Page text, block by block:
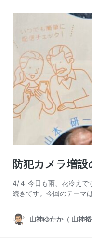
防犯カメラ増
4/４ 今日も雨、花冷えで
続きです。今回のテーマ
山神ゆたか（ 山神裕